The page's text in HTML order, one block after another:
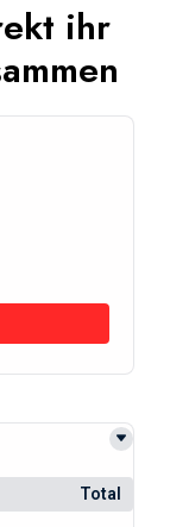
ihr
Total